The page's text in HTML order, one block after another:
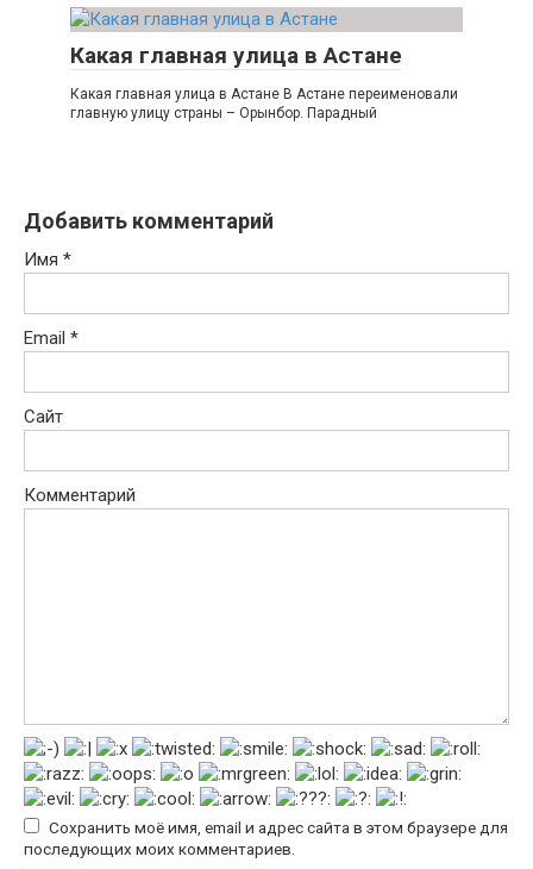
Какая главная улица в Астане
Какая главная улица в Астане В Астане переименовали
главную улицу страны – Орынбор. Парадный
Добавить комментарий
Имя *
Email *
Сайт
Комментарий
Сохранить моё имя, email и адрес сайта в этом браузере для
последующих моих комментариев.